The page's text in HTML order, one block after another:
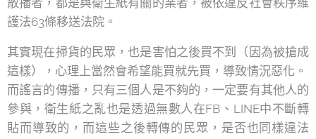
散播者，都是與衛生紙有關的業者，被依違反社會秩序維
護法63條移送法院。
其實現在掃貨的民眾，也是害怕之後買不到（因為被搶成
這樣），心理上當然會希望能買就先買，導致情況惡化。
而謠言的傳播，只有三個人是不夠的，一定要有其他人的
參與，衛生紙之亂也是透過無數人在FB、LINE中不斷轉
貼而導致的，而這些之後轉傳的民眾，是否也同樣違法